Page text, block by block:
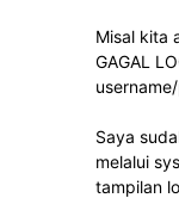
Misal kita
GAGAL
Saya
melalui
tampilan